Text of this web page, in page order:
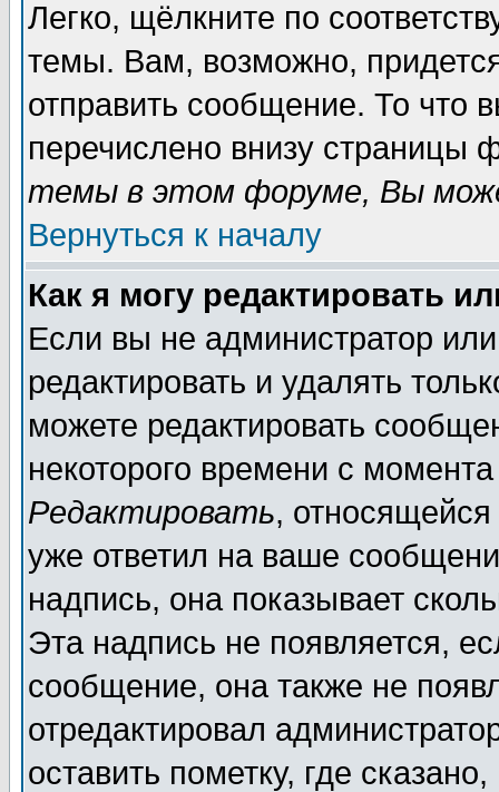
Легко, щёлкните по
темы. Вам, возможно,
отправить сообщение. То что
перечислено внизу страницы
темы в этом форуме, Вы
Вернуться к началу
Как я могу редактировать
Если вы не администратор
редактировать и удалять
можете редактировать
некоторого времени с
Редактировать,
уже ответил на ваше
надпись, она показывает
Эта надпись не появляется,
сообщение, она также не
отредактировал
оставить пометку, где